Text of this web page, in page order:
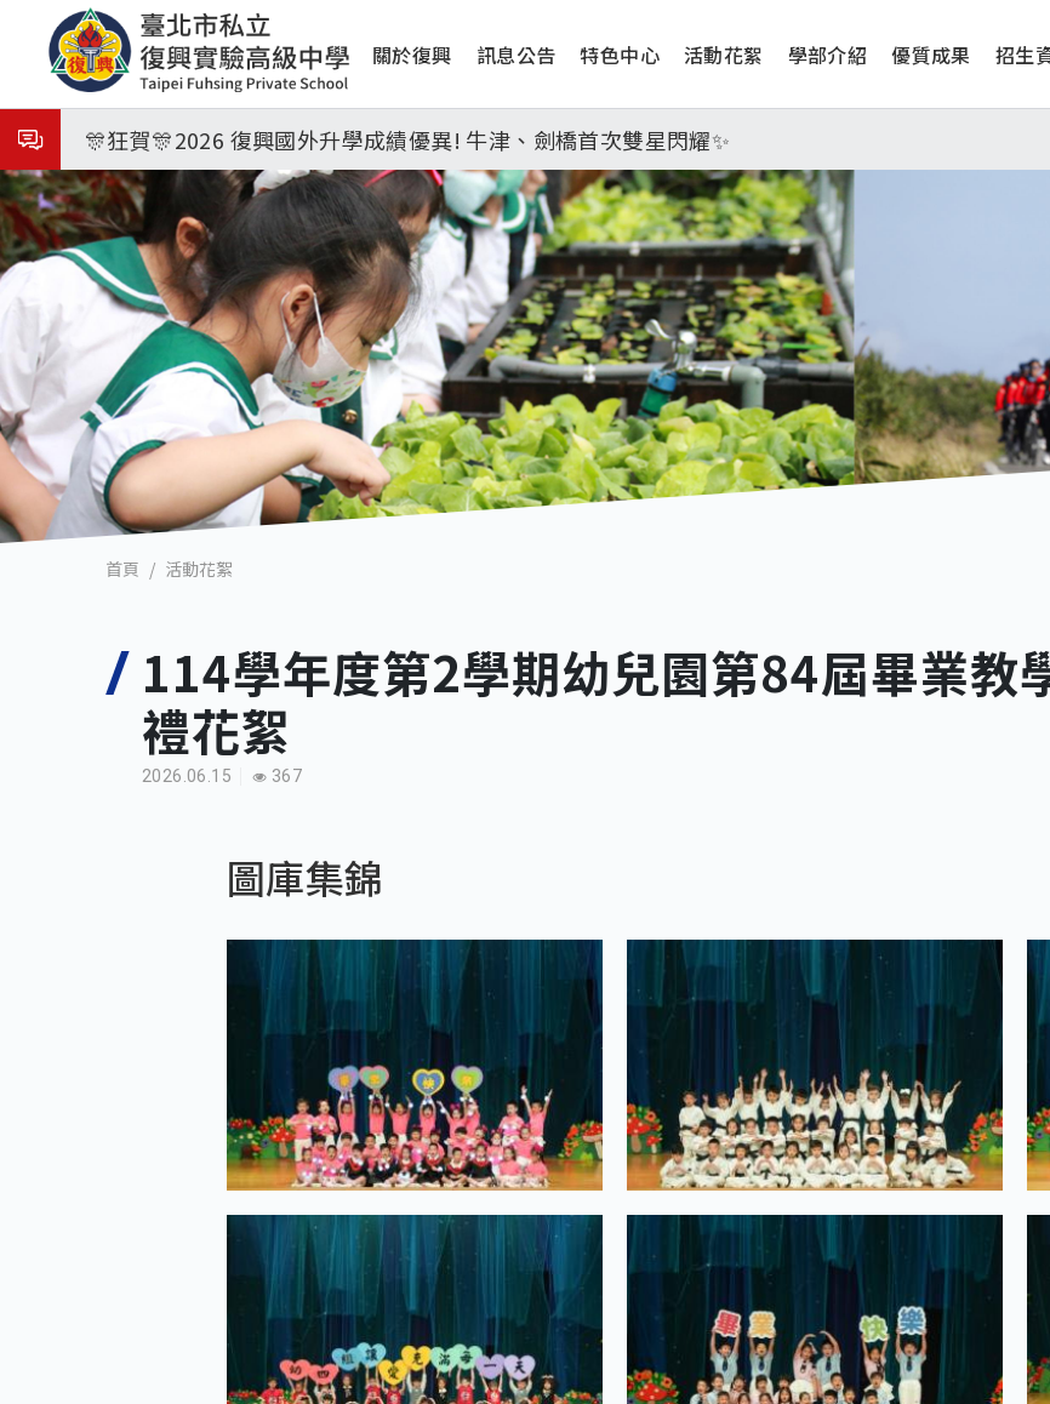
內
容
主
覽
關於復興 訊息公告 特色中心 活動花絮 學部介紹 優質成果 招生
8月31日 開學日
🎉🎉🎉狂賀! 12望蘇同學榮錄MIT麻省理工學院，本校連續兩年錄取世界第一學府！
🎊狂賀🎊2026 復興國外升學成績優異! 牛津、劍橋首次雙星閃耀✨
115年校本部大學榜單再創佳績🎉，32％達醫學系錄取標準、62%達台大錄取標準。各組合4科60級
8月3日 分科成績公布
臺北市2026城鎮韌性(防空)演習訂於8月13日(四) 14時30分至15時實施，全市人、車及各場所均
8月31日 開學日
🎉🎉🎉狂賀! 12望蘇同學榮錄MIT麻省理工學院，本校連續兩年錄取世界第一學府！
首頁 活動花絮
114學年度第2學期幼兒園第84屆畢業教
禮花絮
2026.06.15 367
圖庫集錦